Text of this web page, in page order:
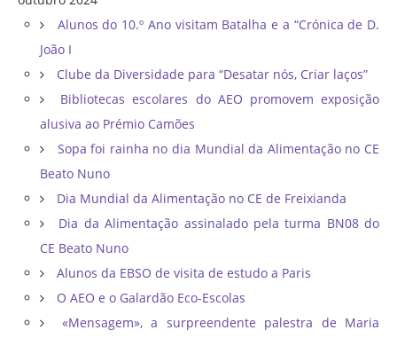
Alunos do 10.º Ano visitam Batalha e a “Crónica de D.
João I
Clube da Diversidade para “Desatar nós, Criar laços”
Bibliotecas escolares do AEO promovem exposição
alusiva ao Prémio Camões
Sopa foi rainha no dia Mundial da Alimentação no CE
Beato Nuno
Dia Mundial da Alimentação no CE de Freixianda
Dia da Alimentação assinalado pela turma BN08 do
CE Beato Nuno
Alunos da EBSO de visita de estudo a Paris
O AEO e o Galardão Eco-Escolas
«Mensagem», a surpreendente palestra de Maria